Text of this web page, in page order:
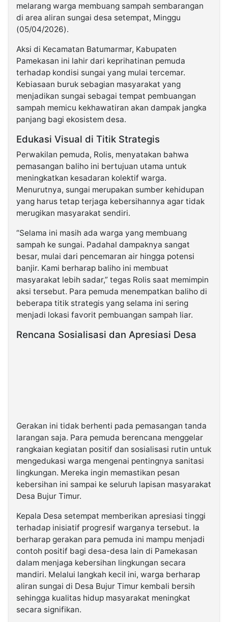
melarang warga membuang sampah sembarangan
di area aliran sungai desa setempat, Minggu
(05/04/2026).
Aksi di Kecamatan Batumarmar, Kabupaten
Pamekasan ini lahir dari keprihatinan pemuda
terhadap kondisi sungai yang mulai tercemar.
Kebiasaan buruk sebagian masyarakat yang
menjadikan sungai sebagai tempat pembuangan
sampah memicu kekhawatiran akan dampak jangka
panjang bagi ekosistem desa.
Edukasi Visual di Titik Strategis
Perwakilan pemuda, Rolis, menyatakan bahwa
pemasangan baliho ini bertujuan utama untuk
meningkatkan kesadaran kolektif warga.
Menurutnya, sungai merupakan sumber kehidupan
yang harus tetap terjaga kebersihannya agar tidak
merugikan masyarakat sendiri.
“Selama ini masih ada warga yang membuang
sampah ke sungai. Padahal dampaknya sangat
besar, mulai dari pencemaran air hingga potensi
banjir. Kami berharap baliho ini membuat
masyarakat lebih sadar,” tegas Rolis saat memimpin
aksi tersebut. Para pemuda menempatkan baliho di
beberapa titik strategis yang selama ini sering
menjadi lokasi favorit pembuangan sampah liar.
Rencana Sosialisasi dan Apresiasi Desa
Gerakan ini tidak berhenti pada pemasangan tanda
larangan saja. Para pemuda berencana menggelar
rangkaian kegiatan positif dan sosialisasi rutin untuk
mengedukasi warga mengenai pentingnya sanitasi
lingkungan. Mereka ingin memastikan pesan
kebersihan ini sampai ke seluruh lapisan masyarakat
Desa Bujur Timur.
Kepala Desa setempat memberikan apresiasi tinggi
terhadap inisiatif progresif warganya tersebut. Ia
berharap gerakan para pemuda ini mampu menjadi
contoh positif bagi desa-desa lain di Pamekasan
dalam menjaga kebersihan lingkungan secara
mandiri. Melalui langkah kecil ini, warga berharap
aliran sungai di Desa Bujur Timur kembali bersih
sehingga kualitas hidup masyarakat meningkat
secara signifikan.